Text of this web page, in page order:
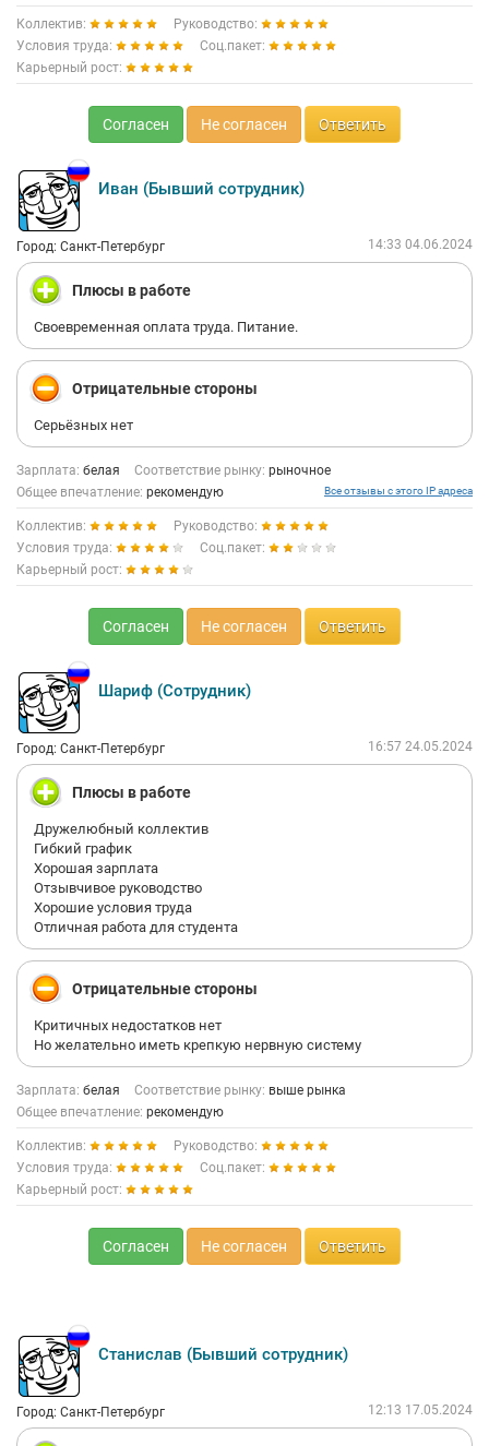
Коллектив:
Руководство:
Условия труда:
Соц.пакет:
Карьерный рост:
Согласен Не согласен Ответить
Иван (Бывший сотрудник)
Город: Санкт-Петербург 14:33 04.06.2024
Плюсы в работе
Своевременная оплата труда. Питание.
Отрицательные стороны
Серьёзных нет
Зарплата: белая Соответствие рынку: рыночное
Общее впечатление: рекомендую Все отзывы с этого IP адреса
Коллектив:
Руководство:
Условия труда:
Соц.пакет:
Карьерный рост:
Согласен Не согласен Ответить
Шариф (Сотрудник)
Город: Санкт-Петербург 16:57 24.05.2024
Плюсы в работе
Дружелюбный коллектив
Гибкий график
Хорошая зарплата
Отзывчивое руководство
Хорошие условия труда
Отличная работа для студента
Отрицательные стороны
Критичных недостатков нет
Но желательно иметь крепкую нервную систему
Зарплата: белая Соответствие рынку: выше рынка
Общее впечатление: рекомендую
Коллектив:
Руководство:
Условия труда:
Соц.пакет:
Карьерный рост:
Согласен Не согласен Ответить
Станислав (Бывший сотрудник)
Город: Санкт-Петербург 12:13 17.05.2024